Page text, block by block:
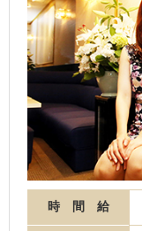
時 間 給